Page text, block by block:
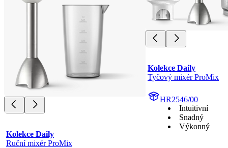
Kolekce Daily
Ruční mixér ProMix
Kolekce Daily
Tyčový mixér ProMix
HR2546/00
Intuitivní
Snadný
Výkonný